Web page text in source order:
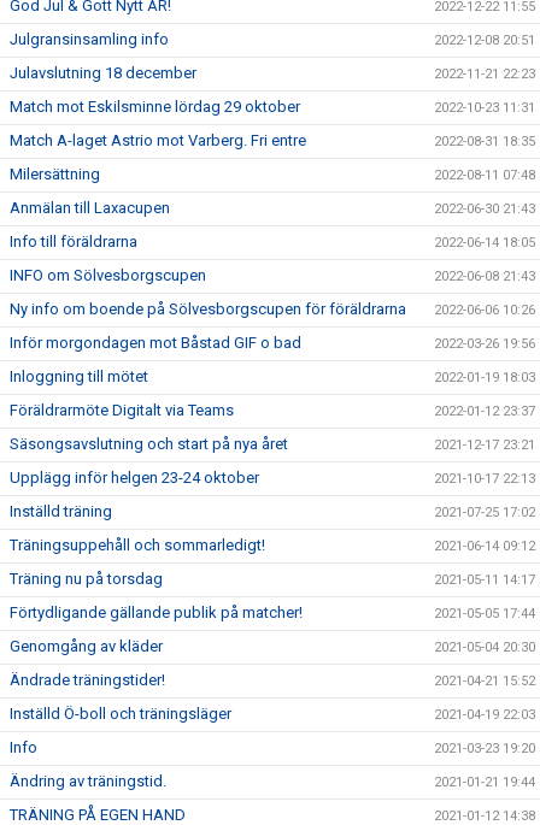
God Jul & Gott Nytt ÅR! 2022-12-22 11:55
Julgransinsamling info 2022-12-08 20:51
Julavslutning 18 december 2022-11-21 22:23
Match mot Eskilsminne lördag 29 oktober 2022-10-23 11:31
Match A-laget Astrio mot Varberg. Fri entre 2022-08-31 18:35
Milersättning 2022-08-11 07:48
Anmälan till Laxacupen 2022-06-30 21:43
Info till föräldrarna 2022-06-14 18:05
INFO om Sölvesborgscupen 2022-06-08 21:43
Ny info om boende på Sölvesborgscupen för föräldrarna 2022-06-06 10:26
Inför morgondagen mot Båstad GIF o bad 2022-03-26 19:56
Inloggning till mötet 2022-01-19 18:03
Föräldrarmöte Digitalt via Teams 2022-01-12 23:37
Säsongsavslutning och start på nya året 2021-12-17 23:21
Upplägg inför helgen 23-24 oktober 2021-10-17 22:13
Inställd träning 2021-07-25 17:02
Träningsuppehåll och sommarledigt! 2021-06-14 09:12
Träning nu på torsdag 2021-05-11 14:17
Förtydligande gällande publik på matcher! 2021-05-05 17:44
Genomgång av kläder 2021-05-04 20:30
Ändrade träningstider! 2021-04-21 15:52
Inställd Ö-boll och träningsläger 2021-04-19 22:03
Info 2021-03-23 19:20
Ändring av träningstid. 2021-01-21 19:44
TRÄNING PÅ EGEN HAND 2021-01-12 14:38